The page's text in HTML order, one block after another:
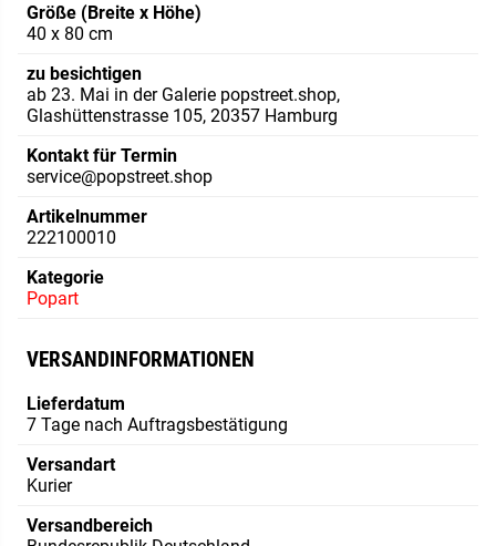
Größe (Breite x Höhe)
40 x 80 cm
zu besichtigen
ab 23. Mai in der Galerie popstreet.shop,
Glashüttenstrasse 105, 20357 Hamburg
Kontakt für Termin
service@popstreet.shop
Artikelnummer
222100010
Kategorie
Popart
VERSANDINFORMATIONEN
Lieferdatum
7 Tage nach Auftragsbestätigung
Versandart
Kurier
Versandbereich